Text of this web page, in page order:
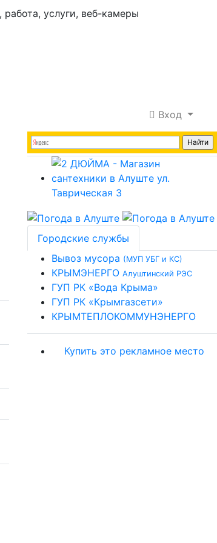
Вход
Городские службы
Вывоз мусора (МУП УБГ и КС)
КРЫМЭНЕРГО Алуштинский РЭС
ГУП РК «Вода Крыма»
ГУП РК «Крымгазсети»
КРЫМТЕПЛОКОММУНЭНЕРГО
Купить это рекламное место